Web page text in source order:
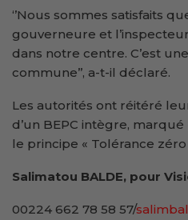
‘’Nous sommes satisfaits
gouverneure et
dans notre centre. C’est
commune’’, a-t-il déclaré.
Les autorités ont réitéré
d’un BEPC intègre,
le principe « Tolérance zéro
Salimatou BALDE, pour
00224 662 78 58 57/